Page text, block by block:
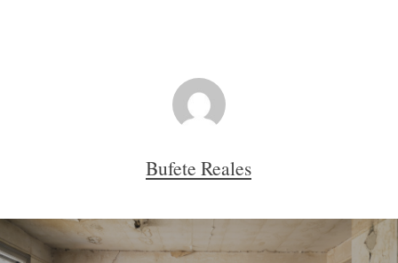
Bufete Reales